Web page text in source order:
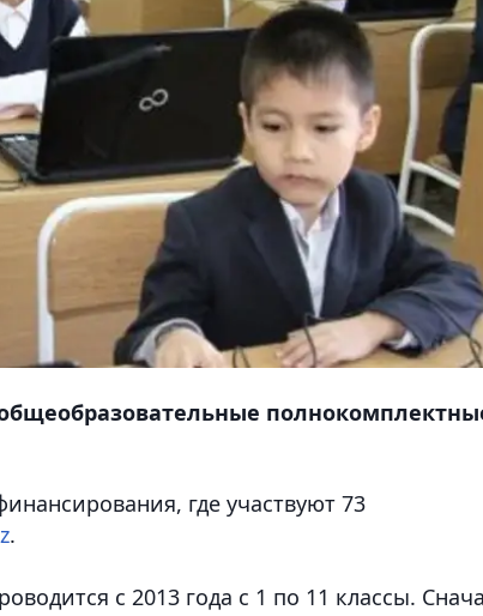
где участвуют 73
.
с 2013 года c 1 по 11 классы.